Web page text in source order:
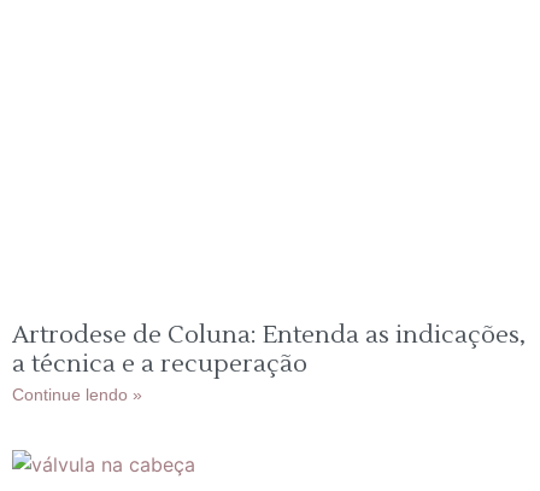
Artrodese de Coluna: Entenda as indicações,
a técnica e a recuperação
Continue lendo »